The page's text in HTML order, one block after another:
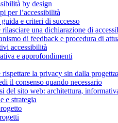
by design
per l’accessibilità
e criteri di successo
rilasciare una dichiarazione di
di feedback e procedura di
accessibilità
e approfondimenti
rispettare la privacy sin dalla
il consenso quando necessario
del sito web: architettura,
e strategia